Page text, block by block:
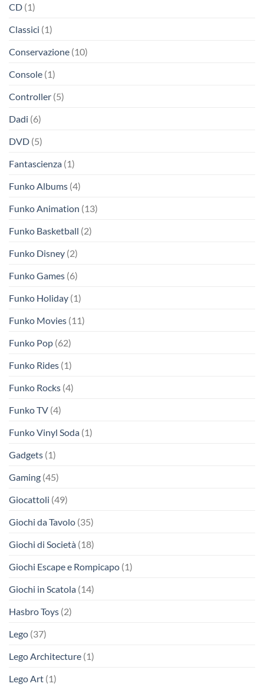
CD (1)
Classici (1)
Conservazione (10)
Console (1)
Controller (5)
Dadi (6)
DVD (5)
Fantascienza (1)
Funko Albums (4)
Funko Animation (13)
Funko Basketball (2)
Funko Disney (2)
Funko Games (6)
Funko Holiday (1)
Funko Movies (11)
Funko Pop (62)
Funko Rides (1)
Funko Rocks (4)
Funko TV (4)
Funko Vinyl Soda (1)
Gadgets (1)
Gaming (45)
Giocattoli (49)
Giochi da Tavolo (35)
Giochi di Società (18)
Giochi Escape e Rompicapo (1)
Giochi in Scatola (14)
Hasbro Toys (2)
Lego (37)
Lego Architecture (1)
Lego Art (1)